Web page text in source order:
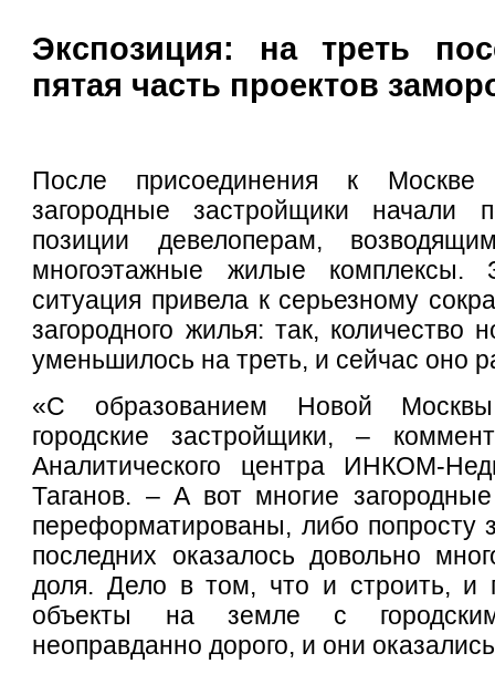
Экспозиция: на треть
пятая часть проектов
После присоединения к Москве
загородные застройщики начали
позиции девелоперам,
многоэтажные жилые комплексы.
ситуация привела к серьезному
загородного жилья: так, количество
уменьшилось на треть, и сейчас оно
«С образованием Новой
городские застройщики, –
Аналитического центра ИНКОМ-
Таганов. – А вот многие
переформатированы, либо
последних оказалось довольно
доля. Дело в том, что и строить, и
объекты на земле с
неоправданно дорого, и они